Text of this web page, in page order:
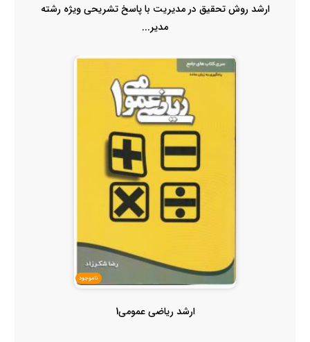
ارشد روش تحقیق در مدیریت با پاسخ تشریحی ویژه رشته
مدیر...
ناموجود
ارشد ریاضی عمومی1